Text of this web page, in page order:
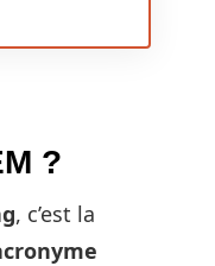
?
, c’est la